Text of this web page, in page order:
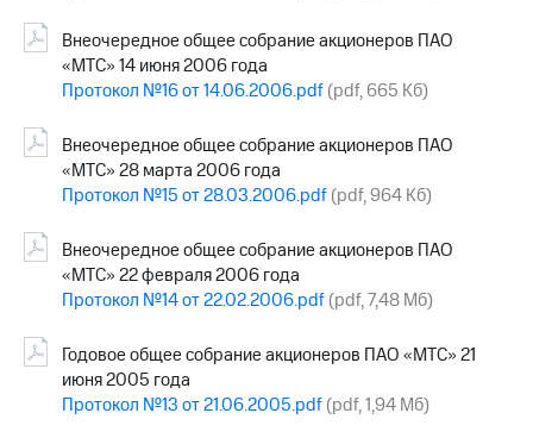
Внеочередное общее собрание акционеров ПАО
«МТС» 14 июня 2006 года
Протокол №16 от 14.06.2006.pdf(pdf, 665 Кб)
Внеочередное общее собрание акционеров ПАО
«МТС» 28 марта 2006 года
Протокол №15 от 28.03.2006.pdf(pdf, 964 Кб)
Внеочередное общее собрание акционеров ПАО
«МТС» 22 февраля 2006 года
Протокол №14 от 22.02.2006.pdf(pdf, 7,48 Мб)
Годовое общее собрание акционеров ПАО «МТС» 21
июня 2005 года
Протокол №13 от 21.06.2005.pdf(pdf, 1,94 Мб)